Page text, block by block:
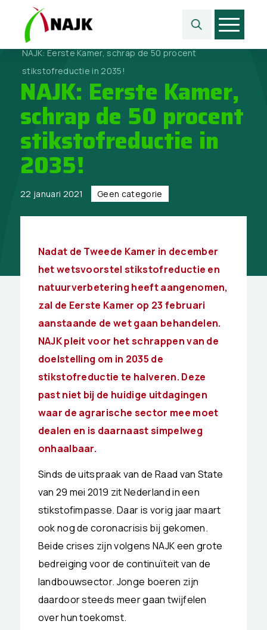
Home >
NAJK: Eerste Kamer, schrap de 50 procent
stikstofreductie in 2035!
NAJK: Eerste Kamer,
schrap de 50 procent
stikstofreductie in
2035!
22 januari 2021 Geen categorie
Nadat de Tweede Kamer in december
het wetsvoorstel stikstofreductie en
natuurverbetering heeft aangenomen,
zal de Eerste Kamer op 23 februari
aanstaande de wet gaan behandelen.
NAJK pleit voor het schrappen van de
doelstelling om in 2035 de
stikstofreductie te halveren. Deze
past niet bij de huidige uitdagingen
waar de agrarische sector mee moet
dealen en is daarnaast simpelweg
onhaalbaar.
Sinds de uitspraak van de Raad van State
van 29 mei 2019 zit Nederland in een
stikstofimpasse. Daar is vorig jaar maart
ook nog de coronacrisis bij gekomen.
Beide crises zijn volgens NAJK een grote
bedreiging voor de continuïteit van de
landbouwsector. Jonge boeren zijn
daardoor steeds meer gaan twijfelen
over hun toekomst.